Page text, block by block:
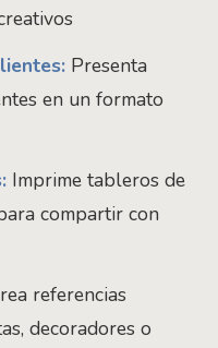
Presenta
en un formato
Imprime tableros de
compartir con
referencias
decoradores o